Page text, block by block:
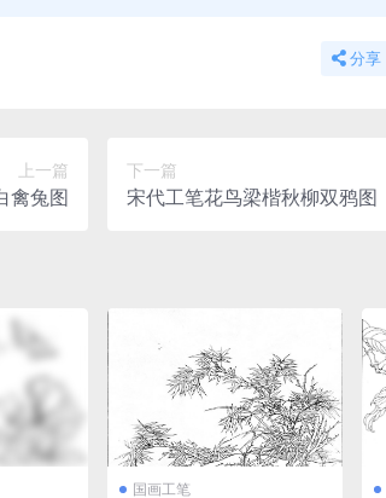
分享
上一篇
禽兔图
下一篇
宋代工笔花鸟梁楷秋柳双鸦图
国画工笔